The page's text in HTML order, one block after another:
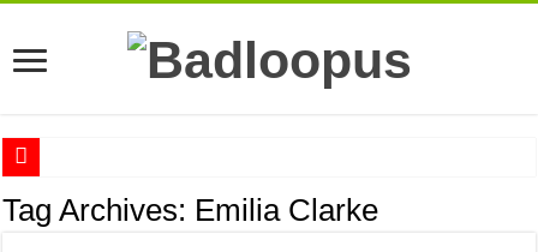
Anna Romaszkan – Praca w prosektorium nie pomaga oswoić się ze
Tag Archives: Emilia Clarke